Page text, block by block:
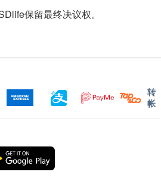
保留最终决议权。
转
帐